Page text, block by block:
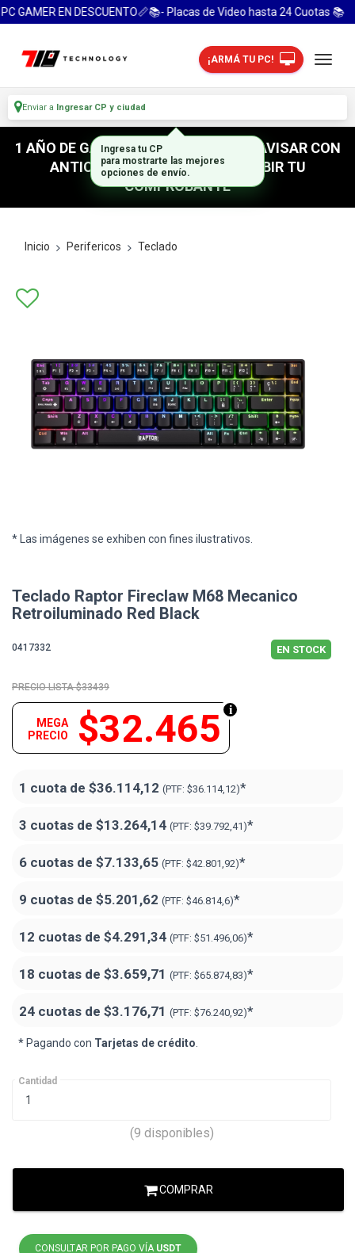
GAMER EN DESCUENTO📏📚- Placas de Video hasta 24 Cuotas 📚
¡ARMÁ TU PC!
Enviar a Ingresar CP y ciudad
1 AÑO DE GARANTIA! / PARA RETIRO AVISAR CON
ANTICIPACION / NO OLVIDES SUBIR TU
COMPROBANTE
Inicio Perifericos Teclado
* Las imágenes se exhiben con fines ilustrativos.
Teclado Raptor Fireclaw M68 Mecanico
Retroiluminado Red Black
0417332 EN STOCK
$33439
$32.465
MEGA
PRECIO
1 cuota de $36.114,12 (PTF: $36.114,12)*
3 cuotas de $13.264,14 (PTF: $39.792,41)*
6 cuotas de $7.133,65 (PTF: $42.801,92)*
9 cuotas de $5.201,62 (PTF: $46.814,6)*
12 cuotas de $4.291,34 (PTF: $51.496,06)*
18 cuotas de $3.659,71 (PTF: $65.874,83)*
24 cuotas de $3.176,71 (PTF: $76.240,92)*
* Pagando con Tarjetas de crédito.
Cantidad
(9 disponibles)
COMPRAR
CONSULTAR POR PAGO VÍA USDT
Ingresa tu CP
para mostrarte las mejores
opciones de envío.